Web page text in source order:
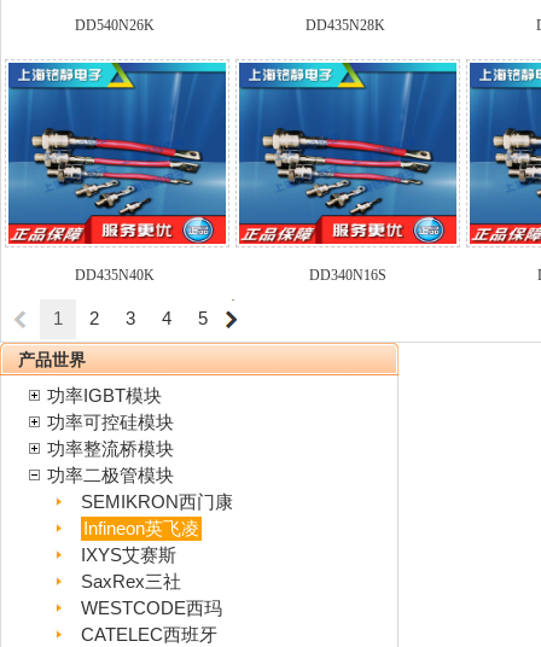
DD540N26K DD435N28K
DD435N40K DD340N16S
1 2 3 4 5
产品世界
功率IGBT模块
功率可控硅模块
功率整流桥模块
功率二极管模块
SEMIKRON西门康
Infineon英飞凌
IXYS艾赛斯
SaxRex三社
WESTCODE西玛
CATELEC西班牙